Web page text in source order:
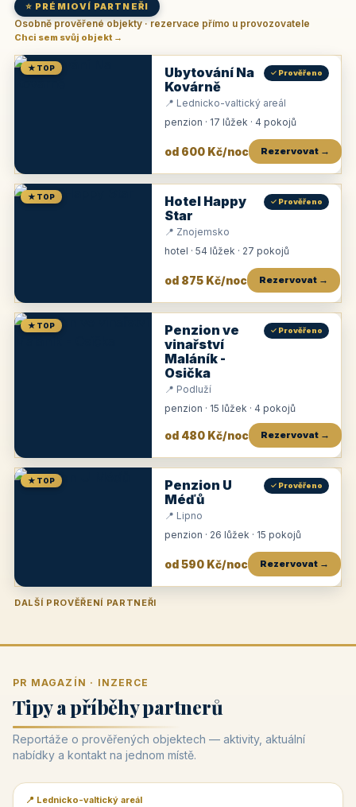
⭐ PRÉMIOVÍ PARTNEŘI
Osobně prověřené objekty · rezervace přímo u provozovatele
Chci sem svůj objekt →
★ TOP
Ubytování Na
Kovárně
✓ Prověřeno
📍 Lednicko-valtický areál
penzion · 17 lůžek · 4 pokojů
od 600 Kč/noc Rezervovat →
★ TOP
Hotel Happy
Star
✓ Prověřeno
📍 Znojemsko
hotel · 54 lůžek · 27 pokojů
od 875 Kč/noc Rezervovat →
★ TOP
Penzion ve
vinařství
Maláník -
Osička
✓ Prověřeno
📍 Podluží
penzion · 15 lůžek · 4 pokojů
od 480 Kč/noc Rezervovat →
★ TOP
Penzion U
Méďů
✓ Prověřeno
📍 Lipno
penzion · 26 lůžek · 15 pokojů
od 590 Kč/noc Rezervovat →
DALŠÍ PROVĚŘENÍ PARTNEŘI
Penzion U Zámku Pension Faber
PR MAGAZÍN · INZERCE
Tipy a příběhy partnerů
Reportáže o prověřených objektech — aktivity, aktuální
nabídky a kontakt na jednom místě.
📰 PR článek
📍 Lednicko-valtický areál